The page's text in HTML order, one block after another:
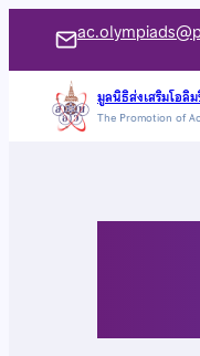
เนื้อหา
มูลนิธิส่งเสริมโอลิ
The Promotion of